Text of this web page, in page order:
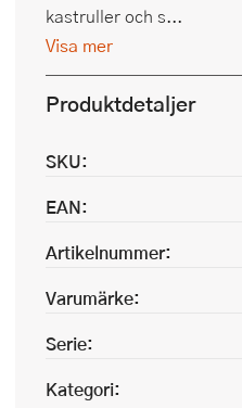
kastruller och s...
Visa mer
Produktdetaljer
SKU:
EAN:
Artikelnummer:
Varumärke:
Serie:
Kategori: